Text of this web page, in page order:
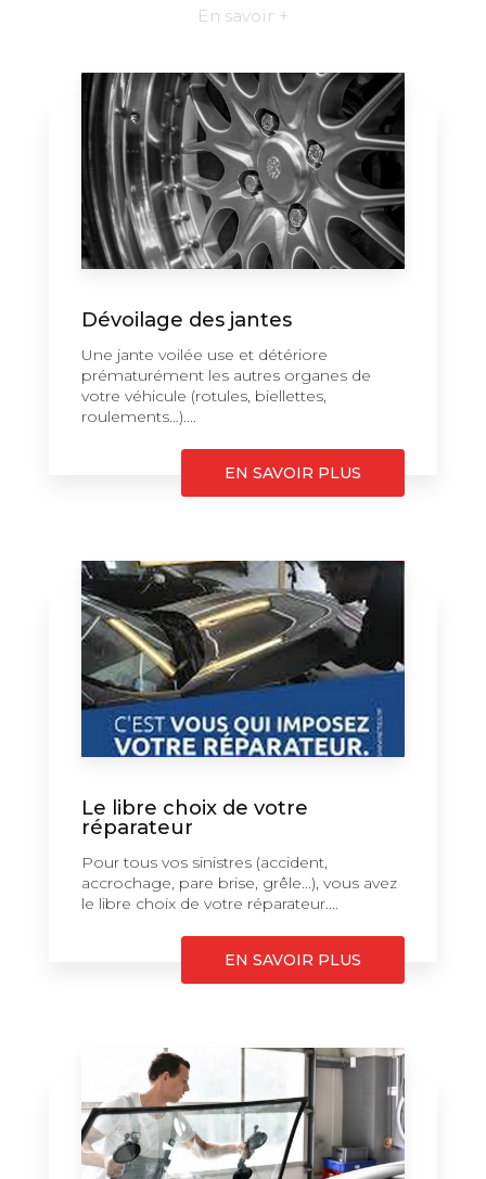
En savoir +
Dévoilage des jantes
Une jante voilée use et détériore
prématurément les autres organes de
votre véhicule (rotules, biellettes,
roulements…)....
EN SAVOIR PLUS
Le libre choix de votre
réparateur
Pour tous vos sinistres (accident,
accrochage, pare brise, grêle...), vous avez
le libre choix de votre réparateur....
EN SAVOIR PLUS